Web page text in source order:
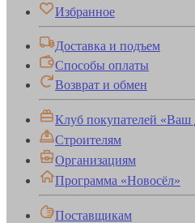
Избранное
Доставка и подъем
Способы оплаты
Возврат и обмен
Клуб покупателей
Строителям
Организациям
Программа «Новосёл»
Поставщикам